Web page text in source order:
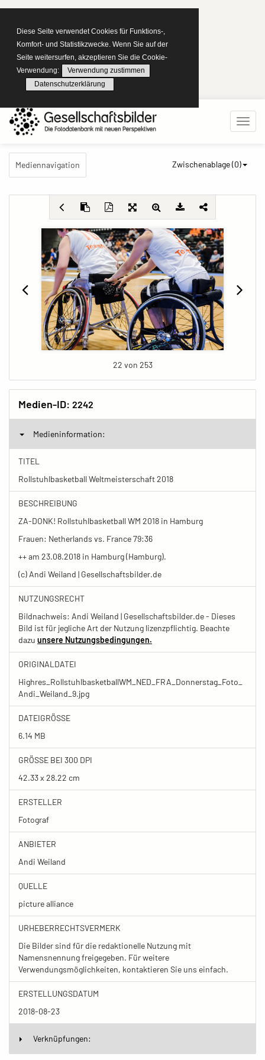
Diese Seite verwendet Cookies für Funktions-,
Komfort- und Statistikzwecke. Wenn Sie auf der
Seite weitersurfen, akzeptieren Sie die Cookie-
Verwendung:
Verwendung zustimmen
Datenschutzerklärung
Mediennavigation Zwischenablage (0)
22 von 253
Medien-ID: 2242
Medieninformation:
TITEL
Rollstuhlbasketball Weltmeisterschaft 2018
BESCHREIBUNG
ZA-DONK! Rollstuhlbasketball WM 2018 in Hamburg
Frauen: Netherlands vs. France 79:36
++ am 23.08.2018 in Hamburg (Hamburg).
(c) Andi Weiland | Gesellschaftsbilder.de
NUTZUNGSRECHT
Bildnachweis: Andi Weiland | Gesellschaftsbilder.de - Dieses
Bild ist für jegliche Art der Nutzung lizenzpflichtig. Beachte
dazu unsere Nutzungsbedingungen.
ORIGINALDATEI
Highres_RollstuhlbasketballWM_NED_FRA_Donnerstag_Foto_
Andi_Weiland_9.jpg
DATEIGRÖSSE
6.14 MB
GRÖSSE BEI 300 DPI
42.33 x 28.22 cm
ERSTELLER
Fotograf
ANBIETER
Andi Weiland
QUELLE
picture alliance
URHEBERRECHTSVERMERK
Die Bilder sind für die redaktionelle Nutzung mit
Namensnennung freigegeben. Für weitere
Verwendungsmöglichkeiten, kontaktieren Sie uns einfach.
ERSTELLUNGSDATUM
2018-08-23
Verknüpfungen: